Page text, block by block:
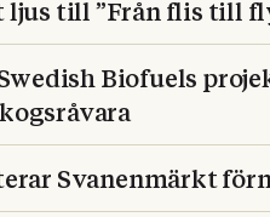
ljus till ”Från flis till
Biofuels
Svanenmärkt